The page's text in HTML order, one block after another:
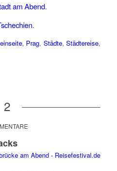
am Abend.
.
, Prag, Städte,Städtereise,
2
am Abend - Reisefestival.de